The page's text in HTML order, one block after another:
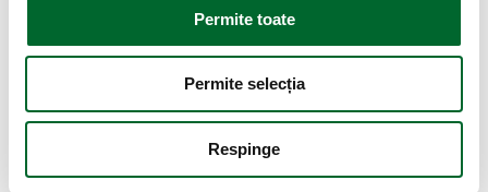
Permite toate
Permite selecția
Respinge